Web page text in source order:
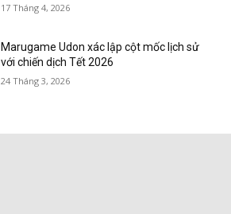
17 Tháng 4, 2026
Marugame Udon xác lập cột mốc lịch sử
với chiến dịch Tết 2026
24 Tháng 3, 2026